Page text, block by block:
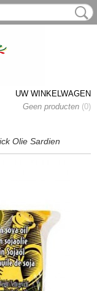
UW WINKELWAGEN
Geen producten (0)
Olie Sardien